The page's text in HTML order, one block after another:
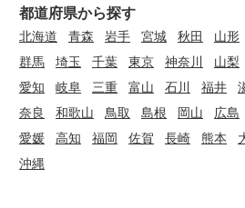
都道府県から探す
北海道 青森 岩手 宮城 秋田 山形
群馬 埼玉 千葉 東京 神奈川 山梨
愛知
岐阜 三重 富山 石川 福井
奈良
和歌山 鳥取 島根 岡山 広島
愛媛 高知 福岡 佐賀 長崎 熊本
沖縄